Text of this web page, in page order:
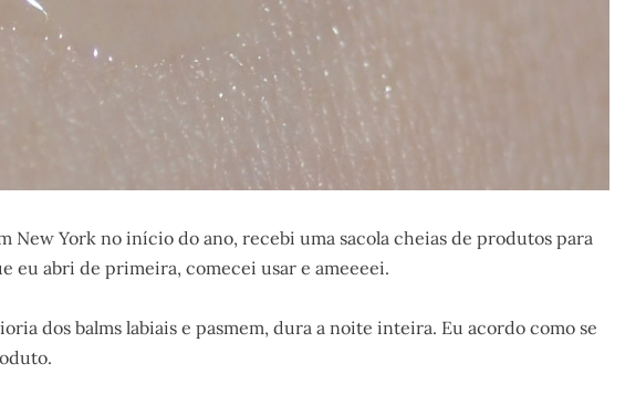
New York no início do ano, recebi uma sacola cheias de produtos para
eu abri de primeira, comecei usar e ameeeei.
dos balms labiais e pasmem, dura a noite inteira. Eu acordo como se